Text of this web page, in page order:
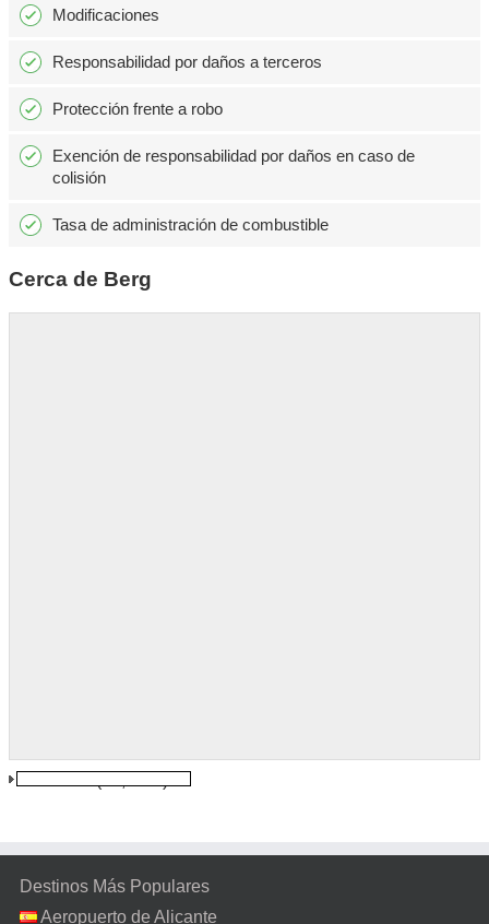
Modificaciones
Responsabilidad por daños a terceros
Protección frente a robo
Exención de responsabilidad por daños en caso de
colisión
Tasa de administración de combustible
Cerca de Berg
Destinos Más Populares
Aeropuerto de Alicante